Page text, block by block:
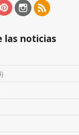
las noticias